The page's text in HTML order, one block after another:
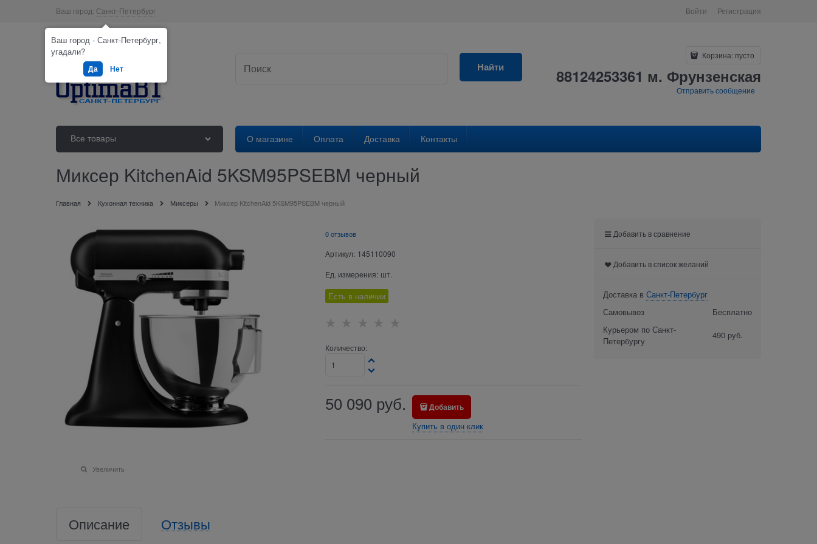
Ваш город: Санкт-Петербург Войти Регистрация
Найти
Корзина: пусто
88124253361 м. Фрунзенская
Отправить сообщение
Все товары О магазине Оплата Доставка Контакты
Миксер KitchenAid 5KSM95PSEBM черный
Главная Кухонная техника Миксеры Миксер KitchenAid 5KSM95PSEBM черный
Увеличить
0 отзывов
Артикул: 145110090
Ед. измерения: шт.
Есть в наличии
Количество:
50 090 руб. Добавить
Купить в один клик
Описание Отзывы
Добавить в сравнение
Добавить в список желаний
Доставка в Санкт-Петербург
Самовывоз
Бесплатно
Курьером по Санкт-
Петербургу
490 руб.
Ваш город - Санкт-Петербург,
угадали?
Да Нет